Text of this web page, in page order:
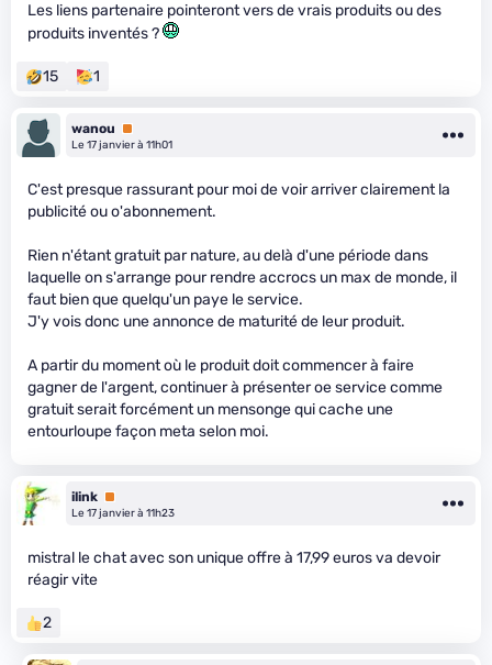
Les liens partenaire pointeront vers de vrais produits ou des
produits inventés ?
15 1
wanou
Premium
Le 17 janvier à 11h01
C'est presque rassurant pour moi de voir arriver clairement la
publicité ou o'abonnement.
Rien n'étant gratuit par nature, au delà d'une période dans
laquelle on s'arrange pour rendre accrocs un max de monde, il
faut bien que quelqu'un paye le service.
J'y vois donc une annonce de maturité de leur produit.
A partir du moment où le produit doit commencer à faire
gagner de l'argent, continuer à présenter oe service comme
gratuit serait forcément un mensonge qui cache une
entourloupe façon meta selon moi.
ilink Premium
Le 17 janvier à 11h23
mistral le chat avec son unique offre à 17,99 euros va devoir
réagir vite
2